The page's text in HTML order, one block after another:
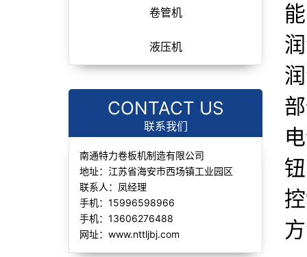
卷管机
液压机
CONTACT US
联系我们
南通特力卷板机制造有限公司
地址：江苏省海安市西场镇工业园区
联系人：凤经理
手机：15996598966
手机：13606276488
网址：www.nttljbj.com